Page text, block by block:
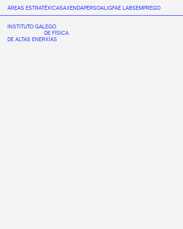
ÁREAS ESTRATÉXICASAXENDAPERSOALIGFAE LABSEMPREGO
INSTITUTO GALEGO
DE FÍSICA
DE ALTAS ENERXÍAS